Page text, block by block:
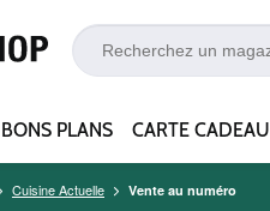
BONS PLANS CARTE CADEAU
Cuisine Actuelle Vente au numéro